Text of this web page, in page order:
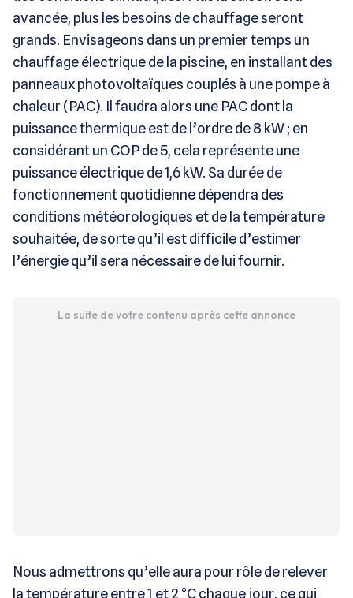
avancée, plus les besoins de chauffage seront
grands. Envisageons dans un premier temps un
chauffage électrique de la piscine, en installant des
panneaux photovoltaïques couplés à une pompe à
chaleur (PAC). Il faudra alors une PAC dont la
puissance thermique est de l’ordre de 8 kW ; en
considérant un COP de 5, cela représente une
puissance électrique de 1,6 kW. Sa durée de
fonctionnement quotidienne dépendra des
conditions météorologiques et de la température
souhaitée, de sorte qu’il est difficile d’estimer
l’énergie qu’il sera nécessaire de lui fournir.
La suite de votre contenu après cette annonce
Nous admettrons qu’elle aura pour rôle de relever
la température entre 1 et 2 °C chaque jour, ce qui